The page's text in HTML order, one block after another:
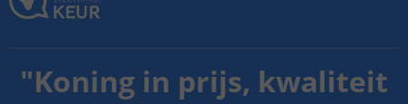
"Koning in prijs, kwaliteit